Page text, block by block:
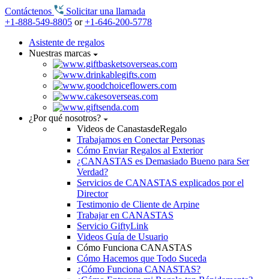
Contáctenos
Solicitar una llamada
+1-888-549-8805 or+1-646-200-5778
Asistente de regalos
Nuestras marcas
¿Por qué nosotros?
Videos de CanastasdeRegalo
Trabajamos en Conectar Personas
Cómo Enviar Regalos al Exterior
¿CANASTAS es Demasiado Bueno para Ser
Verdad?
Servicios de CANASTAS explicados por el
Director
Testimonio de Cliente de Arpine
Trabajar en CANASTAS
Servicio GiftyLink
Videos Guía de Usuario
Cómo Funciona CANASTAS
Cómo Hacemos que Todo Suceda
¿Cómo Funciona CANASTAS?